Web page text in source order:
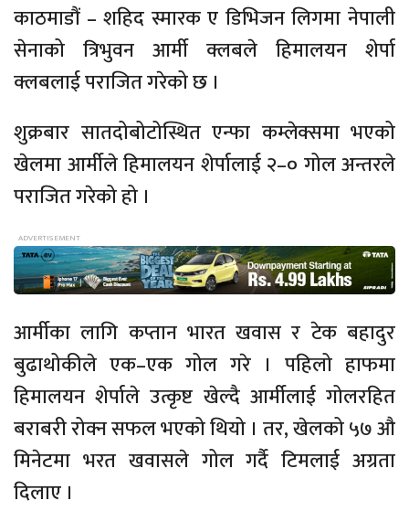
काठमाडौं – शहिद स्मारक ए डिभिजन लिगमा नेपाली
सेनाको त्रिभुवन आर्मी क्लबले हिमालयन शेर्पा
क्लबलाई पराजित गरेको छ ।
शुक्रबार सातदोबोटोस्थित एन्फा कम्लेक्समा भएको
खेलमा आर्मीले हिमालयन शेर्पालाई २–० गोल अन्तरले
पराजित गरेको हो ।
आर्मीका लागि कप्तान भारत खवास र टेक बहादुर
बुढाथोकीले एक–एक गोल गरे । पहिलो हाफमा
हिमालयन शेर्पाले उत्कृष्ट खेल्दै आर्मीलाई गोलरहित
बराबरी रोक्न सफल भएको थियो । तर, खेलको ५७ औ
मिनेटमा भरत खवासले गोल गर्दै टिमलाई अग्रता
दिलाए ।